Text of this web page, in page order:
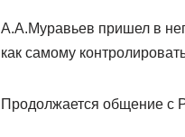
А.А.Муравьев пришел в
как самому
Продолжается общение с